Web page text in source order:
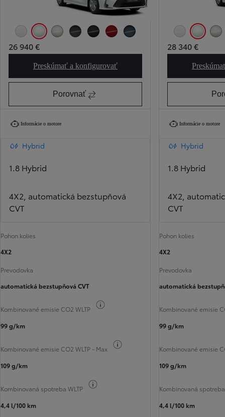
Biela - čistáBiela - platinová
26 940 €
Preskúmať a konfigurovať
Corolla Sedan Active
Porovnať
Informácie o motore
Hybrid
1.8 Hybrid
4X2, automatická bezstupňová
CVT
Pohon kolies
4X2
Prevodovka
automatická bezstupňová CVT
Kombinované emisie CO2 WLTP
99 g/km
Kombinované emisie CO2 WLTP - Max
109 g/km
Kombinovaná spotreba WLTP
4,4 l/100 km
Biela - čistáBiela -
28 340 €
Informácie o motore
Hybrid
1.8 Hybrid
4X2,
CVT
Pohon kolies
4X2
Prevodovka
automatická
Kombinované emisie
99 g/km
Kombinované emisie
109 g/km
Kombinovaná spotreba
4,4 l/100 km